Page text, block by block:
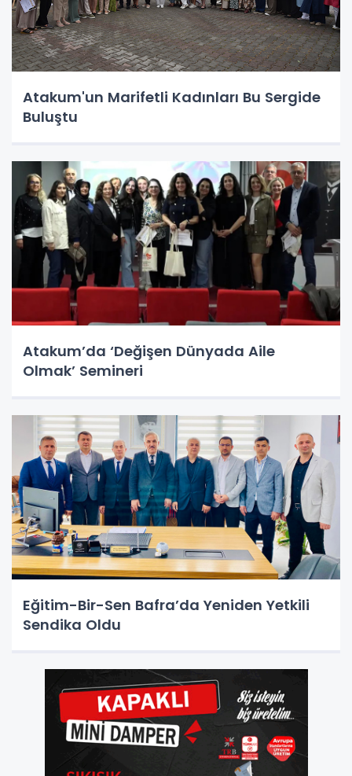
Atakum'un Marifetli Kadınları Bu Sergide
Buluştu
Atakum’da ‘Değişen Dünyada Aile
Olmak’ Semineri
Eğitim-Bir-Sen Bafra’da Yeniden Yetkili
Sendika Oldu